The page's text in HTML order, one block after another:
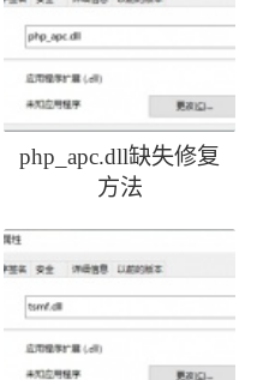
php_apc.dll缺失修复
方法